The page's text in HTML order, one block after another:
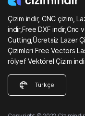
Çizim indir, CNC çizim,
indir,Free DXF indir,Cnc
Cutting,Ücretsiz Lazer
Çizimleri Free Vectors
rölyef Vektörel Çizim
Türkçe